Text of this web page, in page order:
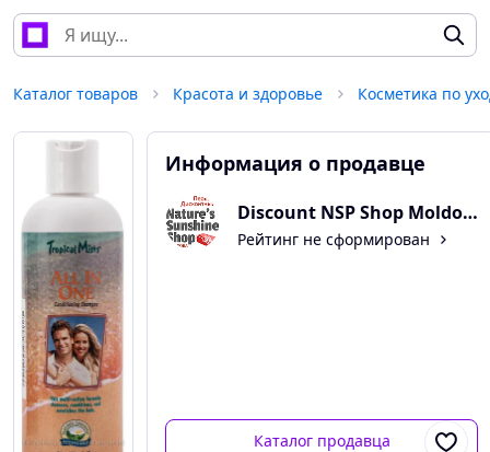
Каталог товаров Красота и здоровье Косметика по
Информация о продавце
Discount NSP Shop Moldova
Рейтинг не сформирован
Каталог продавца